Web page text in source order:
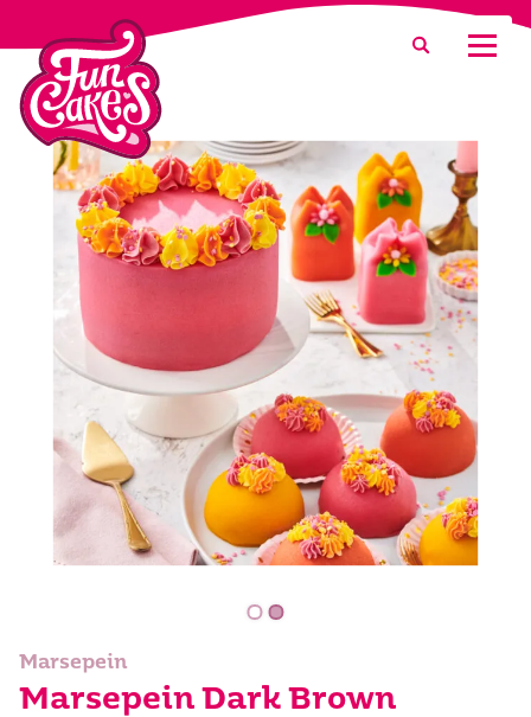
Waar ben je naar op zoek?
Zoeken
Marsepein
Marsepein Dark Brown